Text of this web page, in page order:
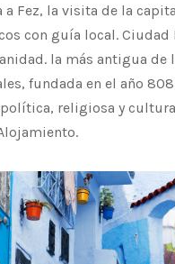
a Fez, la visita de la
con guía local.
la más antigua de
fundada en el año
religiosa y